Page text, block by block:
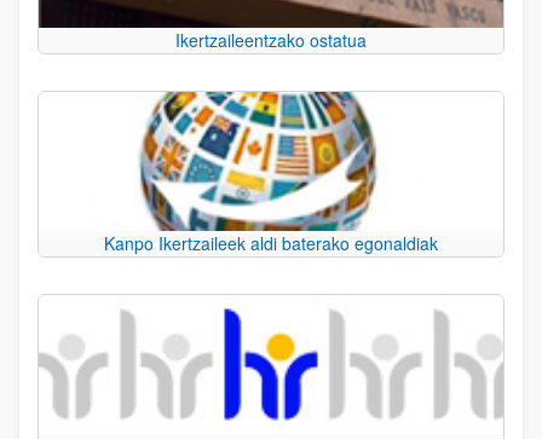
Ikertzaileentzako ostatua
Kanpo Ikertzaileek aldi baterako egonaldiak